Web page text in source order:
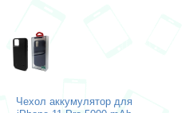
Чехол аккумулятор для